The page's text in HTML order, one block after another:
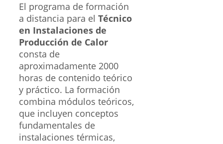
El programa de formación
a distancia para el Técnico
en Instalaciones de
Producción de Calor
consta de
aproximadamente 2000
horas de contenido teórico
y práctico. La formación
combina módulos teóricos,
que incluyen conceptos
fundamentales de
instalaciones térmicas,